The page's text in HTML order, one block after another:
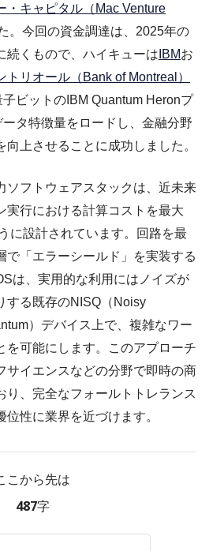
・キャピタル（Mac Venture
。今回の資金調達は、2025年の
続くもので、ハイキューは IBMお
リオール（Bank of Montreal）
ビットのIBM Quantum Heronプ
タ特徴量をロードし、金融分野
上させることに成功しました。
ソフトウェアスタックは、近未来
実行における計算コストを最大
に設計されています。回路を最
で「エラーシールド」を実装する
は、実用的な利用にはノイズが
する既存のNISQ（Noisy
）デバイス上で、複雑なワー
を可能にします。このアプローチ
サイエンスなどの分野で即時の商
り、完全なフォールトトレランス
性に業界を近づけます。
こから先は
487字